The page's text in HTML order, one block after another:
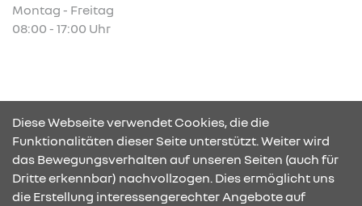
Montag - Freitag
08:00 - 17:00 Uhr
Abb. zeigt Sonderausstattung.
KONTAKT & ANFAHRT
Diese Webseite verwendet Cookies, die die
Funktionalitäten dieser Seite unterstützt. Weiter wird
das Bewegungsverhalten auf unseren Seiten (auch für
Dritte erkennbar) nachvollzogen. Dies ermöglicht uns
die Erstellung interessengerechter Angebote auf